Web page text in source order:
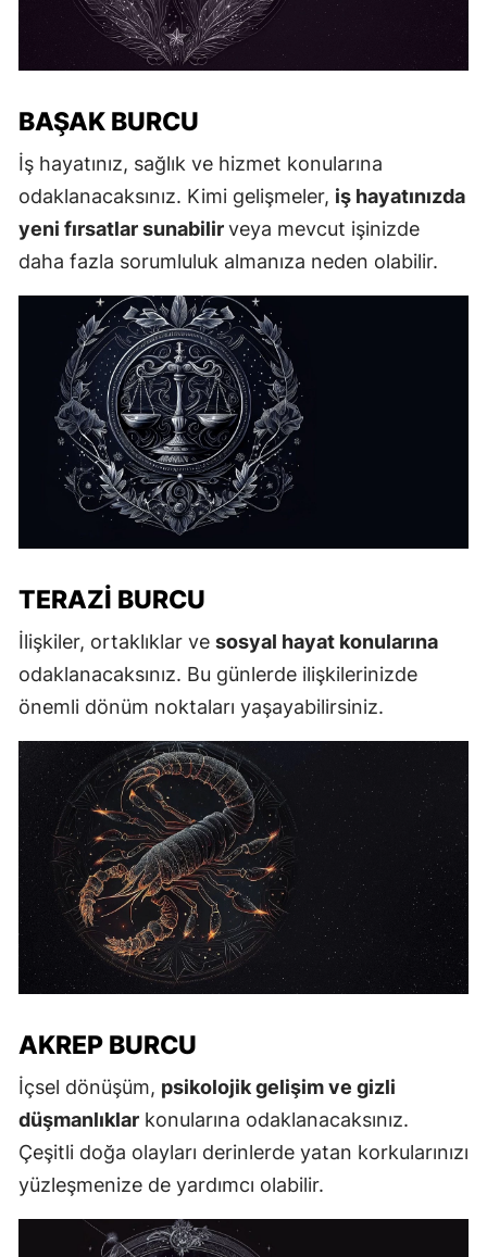
BAŞAK BURCU
İş hayatınız, sağlık ve hizmet konularına
odaklanacaksınız. Kimi gelişmeler, iş hayatınızda
yeni fırsatlar sunabilirveya mevcut işinizde
daha fazla sorumluluk almanıza neden olabilir.
TERAZI BURCU
İlişkiler, ortaklıklar ve sosyal hayat konularına
odaklanacaksınız. Bu günlerde ilişkilerinizde
önemli dönüm noktaları yaşayabilirsiniz.
AKREP BURCU
İçsel dönüşüm, psikolojik gelişim ve gizli
düşmanlıklar konularına odaklanacaksınız.
Çeşitli doğa olayları derinlerde yatan korkularınızı
yüzleşmenize de yardımcı olabilir.